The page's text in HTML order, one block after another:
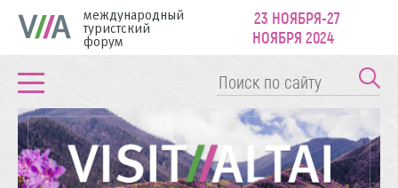
международный
туристский
форум
23 НОЯБРЯ-27
НОЯБРЯ 2024